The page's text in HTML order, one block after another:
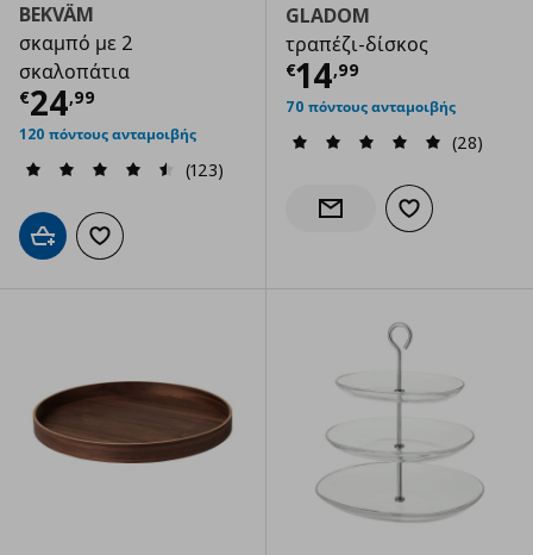
BEKVÄM
σκαμπό με 2
σκαλοπάτια
€24,99
Τρέχουσα τιμή € 24,99
120 πόντους ανταμοιβής
(123)
Προσθήκη στο καλάθι
Προσθήκη στα αγαπημένα
GLADOM
τραπέζι-δίσκος
€14,99
Τρέχουσα
70 πόντους ανταμοιβής
(28)
Ενημέρωση διαθεσιμότητας
Προσθήκη στα